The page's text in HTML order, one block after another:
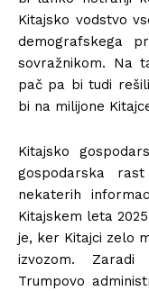
Kitajsko vodstvo
demografskega
sovražnikom. Na
pač pa bi tudi
bi na milijone
Kitajsko
gospodarska
nekaterih
Kitajskem leta
je, ker Kitajci zelo
izvozom.
Trumpovo